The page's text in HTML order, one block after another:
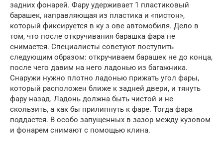
задних фонарей. Фару удерживает 1 пластиковый
барашек, направляющая из пластика и «пистон»,
который фиксируется в ку з ове автомобиля. Дело в
том, что после откручивания барашка фара не
снимается. Специалисты советуют поступить
следующим образом: откручиваем барашек не до конца,
после чего давим на него ладонью из багажника.
Снаружи нужно плотно ладонью прижать угол фары,
который расположен ближе к задней двери, и тянуть
фару назад. Ладонь должна быть чистой и не
скользить, а как бы прилипнуть к фаре. Тогда фара
поддастся. В особо запущенных в зазор между кузовом
и фонарем снимают с помощью клина.